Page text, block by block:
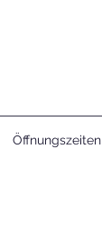
Öffnungszeiten